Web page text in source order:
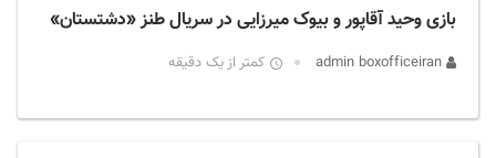
بازی وحید آقاپور و بیوک میرزایی در سریال طنز «دشتستان»
کمتر از یک دقیقه